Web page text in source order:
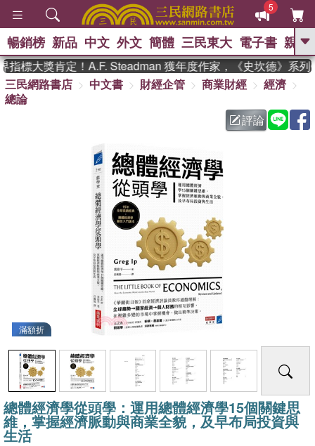
5
GO
熱搜： 東野圭吾 、 高希均教授回憶錄
暑期推薦 、 國際布克
方念華 、 台灣的李
偉大的迷走神經
暢銷榜 新品 中文 外文 簡體 三民東大 電子書 親子
標大獎肯定！A.F. Steadman 獲年度作家，《史坎德》系列帶
三民網路書店
中文書 財經企管 商業財經
經濟
總論
評論
滿額折
總體經濟學從頭學：運用總體經濟學15個關鍵思
維，掌握經濟脈動與商業全貌，及早布局投資與
生活